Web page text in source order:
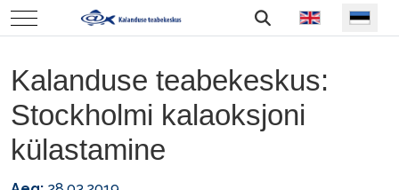
Mobile Menu Toggle Vali keel
Kalanduse teabekeskus:
Stockholmi kalaoksjoni
külastamine